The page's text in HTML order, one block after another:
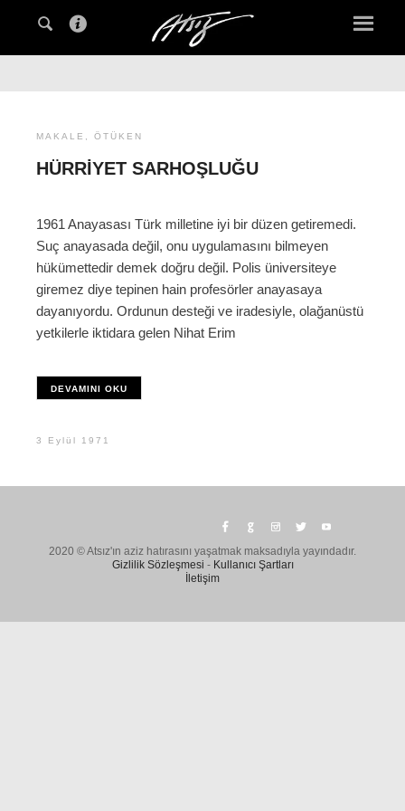
MAKALE , ÖTÜKEN
HÜRRIYET SARHOŞLUĞU
1961 Anayasası Türk milletine iyi bir düzen getiremedi.
Suç anayasada değil, onu uygulamasını bilmeyen
hükümettedir demek doğru değil. Polis üniversiteye
giremez diye tepinen hain profesörler anayasaya
dayanıyordu. Ordunun desteği ve iradesiyle, olağanüstü
yetkilerle iktidara gelen Nihat Erim
DEVAMINI OKU
3 Eylül 1971
2020 © Atsız'ın aziz hatırasını yaşatmak maksadıyla yayındadır.
Gizlilik Sözleşmesi - Kullanıcı Şartları
İletişim